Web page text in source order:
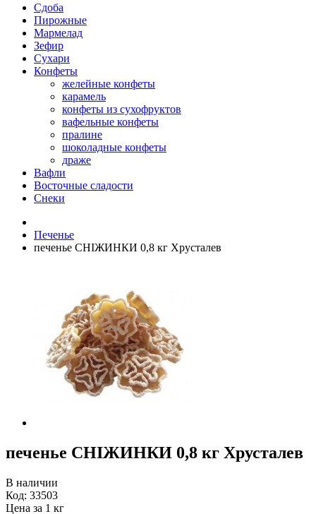
Сдоба
Пирожные
Мармелад
Зефир
Сухари
Конфеты
желейные конфеты
карамель
конфеты из сухофруктов
вафельные конфеты
пралине
шоколадные конфеты
драже
Вафли
Восточные сладости
Снеки
Печенье
печенье СНІЖИНКИ 0,8 кг Хрусталев
печенье СНІЖИНКИ 0,8 кг Хрусталев
В наличии
Код: 33503
Цена за 1 кг